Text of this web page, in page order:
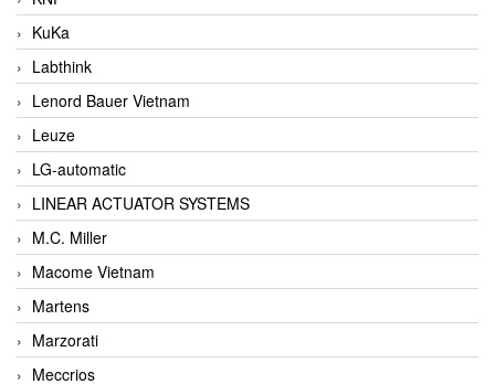
KuKa
Labthink
Lenord Bauer Vietnam
Leuze
LG-automatic
LINEAR ACTUATOR SYSTEMS
M.C. Miller
Macome Vietnam
Martens
Marzorati
Meccrios